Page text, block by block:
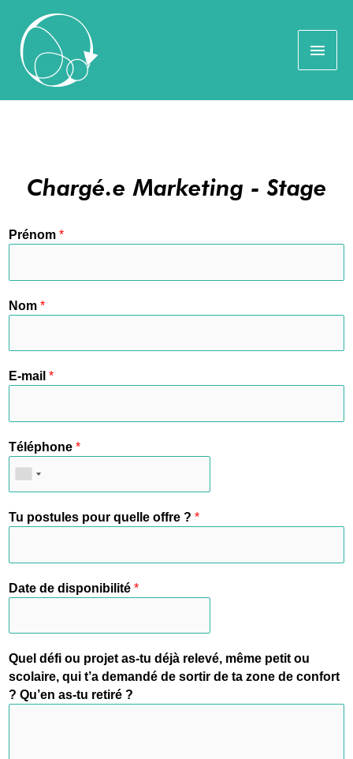
Chargé.e Marketing - Stage
Prénom *
Nom *
E-mail *
Téléphone *
Tu postules pour quelle offre ? *
Date de disponibilité *
Quel défi ou projet as-tu déjà relevé, même petit ou
scolaire, qui t’a demandé de sortir de ta zone de confort
? Qu’en as-tu retiré ?